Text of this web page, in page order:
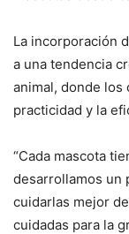
La incorporación
a una tendencia
animal, donde los
practicidad y la
“Cada mascota
desarrollamos un
cuidarlas mejor
cuidadas para la